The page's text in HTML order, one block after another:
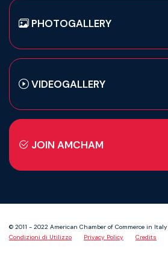
PHOTOGALLERY
VIDEOGALLERY
JOIN AMCHAM
© 2011 - 2022 American Chamber of Commerce in Italy
Condizioni di Utilizzo
Privacy Policy Credits